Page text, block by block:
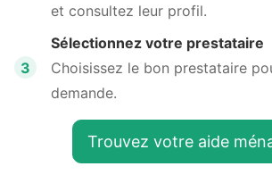
et consultez leur profil.
3
Sélectionnez votre prestataire
Choisissez le bon prestataire
demande.
Trouvez votre aide